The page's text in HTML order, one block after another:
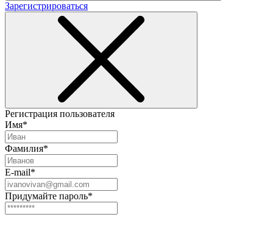
Зарегистрироваться
Регистрация пользователя
Имя*
Фамилия*
E-mail*
Придумайте пароль*